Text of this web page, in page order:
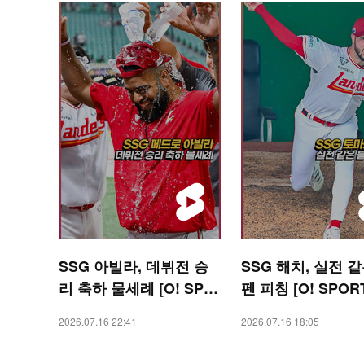
SSG 아빌라, 데뷔전 승
리 축하 물세례 [O! SPO
2026.07.16 22:41
SSG 해치, 실전
펜 피칭 [O!
2026.07.16 18:05